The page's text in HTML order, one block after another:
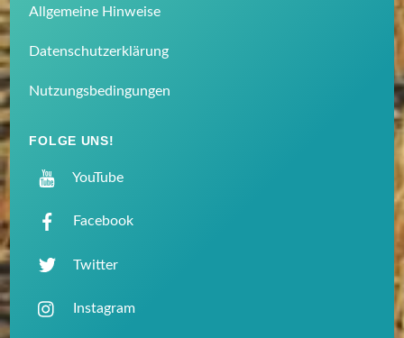
Allgemeine Hinweise
Datenschutzerklärung
Nutzungsbedingungen
FOLGE UNS!
YouTube
Facebook
Twitter
Instagram